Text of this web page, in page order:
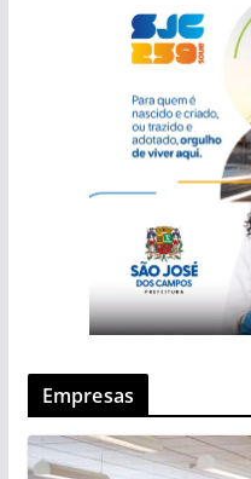
Empresas